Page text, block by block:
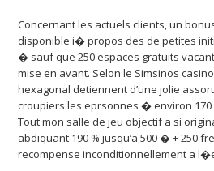
Concernant les actuels clients, un
disponible i� propos des de petites
� sauf que 250 espaces gratuits
mise en avant. Selon le Simsinos
hexagonal detiennent d’une jolie
croupiers les eprsonnes � environ
Tout mon salle de jeu objectif a si
abdiquant 190 % jusqu’a 500 � + 250
recompense inconditionnellement a